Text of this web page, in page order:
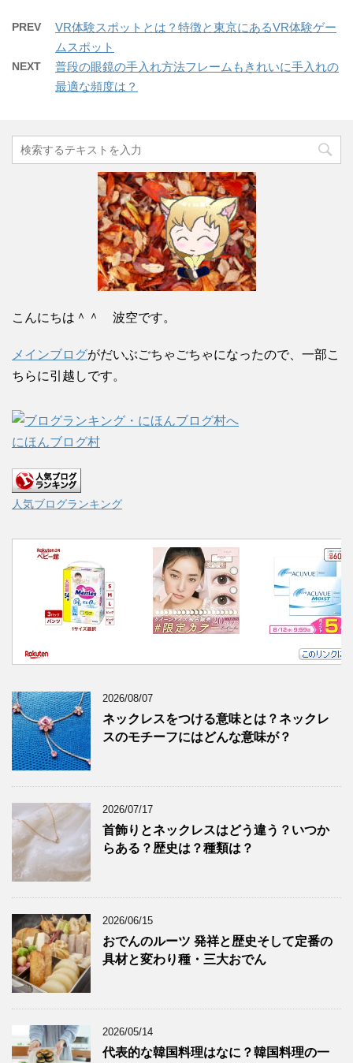
PREV
VR体験スポットとは？特徴と東京にあるVR体験ゲー
ムスポット
NEXT
普段の眼鏡の手入れ方法フレームもきれいに手入れの
最適な頻度は？
こんにちは＾＾ 波空です。
メインブログがだいぶごちゃごちゃになったので、一部こ
ちらに引越しです。
にほんブログ村
人気ブログランキング
2026/08/07
ネックレスをつける意味とは？ネックレ
スのモチーフにはどんな意味が？
2026/07/17
首飾りとネックレスはどう違う？いつか
らある？歴史は？種類は？
2026/06/15
おでんのルーツ 発祥と歴史そして定番の
具材と変わり種・三大おでん
2026/05/14
代表的な韓国料理はなに？韓国料理の一